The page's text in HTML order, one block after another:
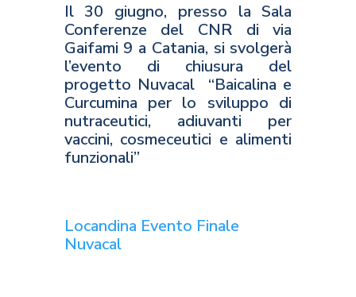
Il 30 giugno, presso la Sala
Conferenze del CNR di via
Gaifami 9 a Catania, si svolgerà
l’evento di chiusura del
progetto Nuvacal “Baicalina e
Curcumina per lo sviluppo di
nutraceutici, adiuvanti per
vaccini, cosmeceutici e alimenti
funzionali”
Locandina Evento Finale
Nuvacal